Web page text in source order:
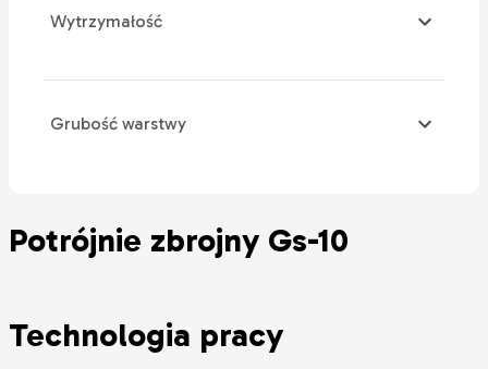
Wytrzymałość
Grubość warstwy
Potrójnie zbrojny Gs-10
Technologia pracy